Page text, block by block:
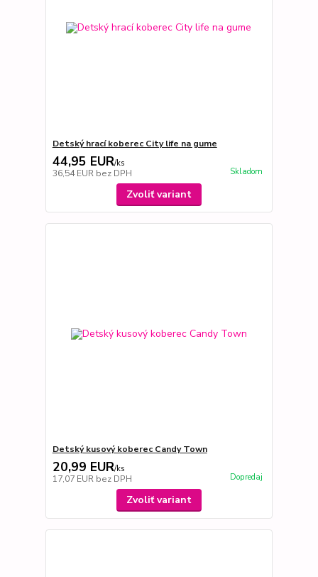
Detský hrací koberec City life na gume
44,95 EUR/ks
36,54 EUR bez DPH Skladom
Zvoliť variant
Detský kusový koberec Candy Town
20,99 EUR/ks
17,07 EUR bez DPH Dopredaj
Zvoliť variant